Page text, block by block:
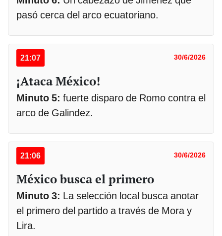
pasó cerca del arco ecuatoriano.
21:07 30/6/2026
¡Ataca México!
Minuto 5: fuerte disparo de Romo contra el
arco de Galindez.
21:06 30/6/2026
México busca el primero
Minuto 3: La selección local busca anotar
el primero del partido a través de Mora y
Lira.